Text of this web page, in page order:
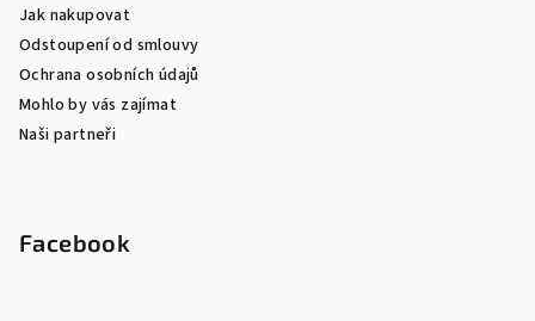
Jak nakupovat
Odstoupení od smlouvy
Ochrana osobních údajů
Mohlo by vás zajímat
Naši partneři
Facebook